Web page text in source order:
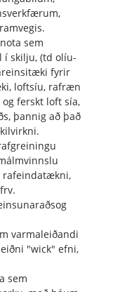
sem
í skilju, (td olíu-
fyrir
loftsíu, rafræn
ferskt loft sía,
þannig að það
rafeindatækni,
varmaleiðandi
"wick" efni,
sem